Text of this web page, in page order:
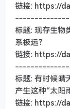
链接: https://
标题: 现存生物
系极远？
链接: https://
标题: 有时候晴
产生这种“太阳
链接: https://